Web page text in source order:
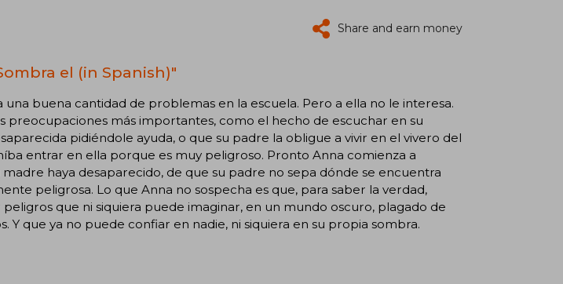
Share and earn money
el (in Spanish)"
una buena cantidad de problemas en la escuela. Pero a ella no le interesa.
preocupaciones más importantes, como el hecho de escuchar en su
pidiéndole ayuda, o que su padre la obligue a vivir en el vivero del
entrar en ella porque es muy peligroso. Pronto Anna comienza a
haya desaparecido, de que su padre no sepa dónde se encuentra
peligrosa. Lo que Anna no sospecha es que, para saber la verdad,
que ni siquiera puede imaginar, en un mundo oscuro, plagado de
Y que ya no puede confiar en nadie, ni siquiera en su propia sombra.